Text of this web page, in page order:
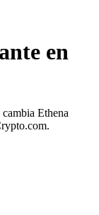
en
Ethena